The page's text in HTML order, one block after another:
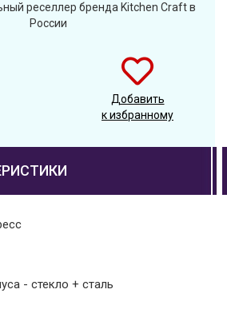
реселлер бренда Kitchen Craft в
России
Добавить
к избранному
- стекло + сталь